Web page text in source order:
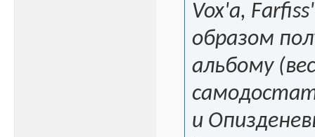
Vox'a,
образом
альбому
и